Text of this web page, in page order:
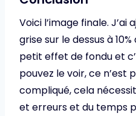
Voici l’image finale.
grise sur le dessus à
petit effet de fondu et
pouvez le voir, ce n’est
compliqué, cela
et erreurs et du temps